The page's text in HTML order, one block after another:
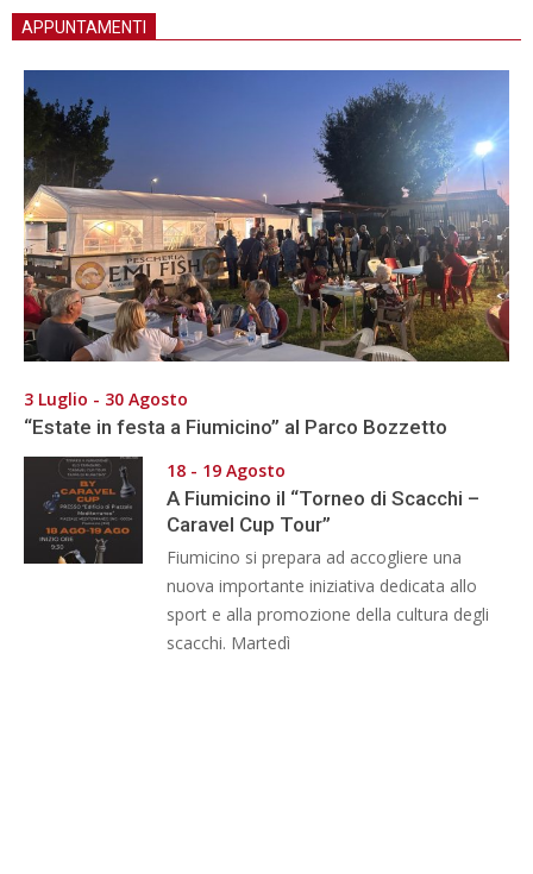
APPUNTAMENTI
3 Luglio - 30 Agosto
“Estate in festa a Fiumicino” al Parco Bozzetto
18 - 19 Agosto
A Fiumicino il “Torneo di Scacchi –
Caravel Cup Tour”
Fiumicino si prepara ad accogliere una
nuova importante iniziativa dedicata allo
sport e alla promozione della cultura degli
scacchi. Martedì